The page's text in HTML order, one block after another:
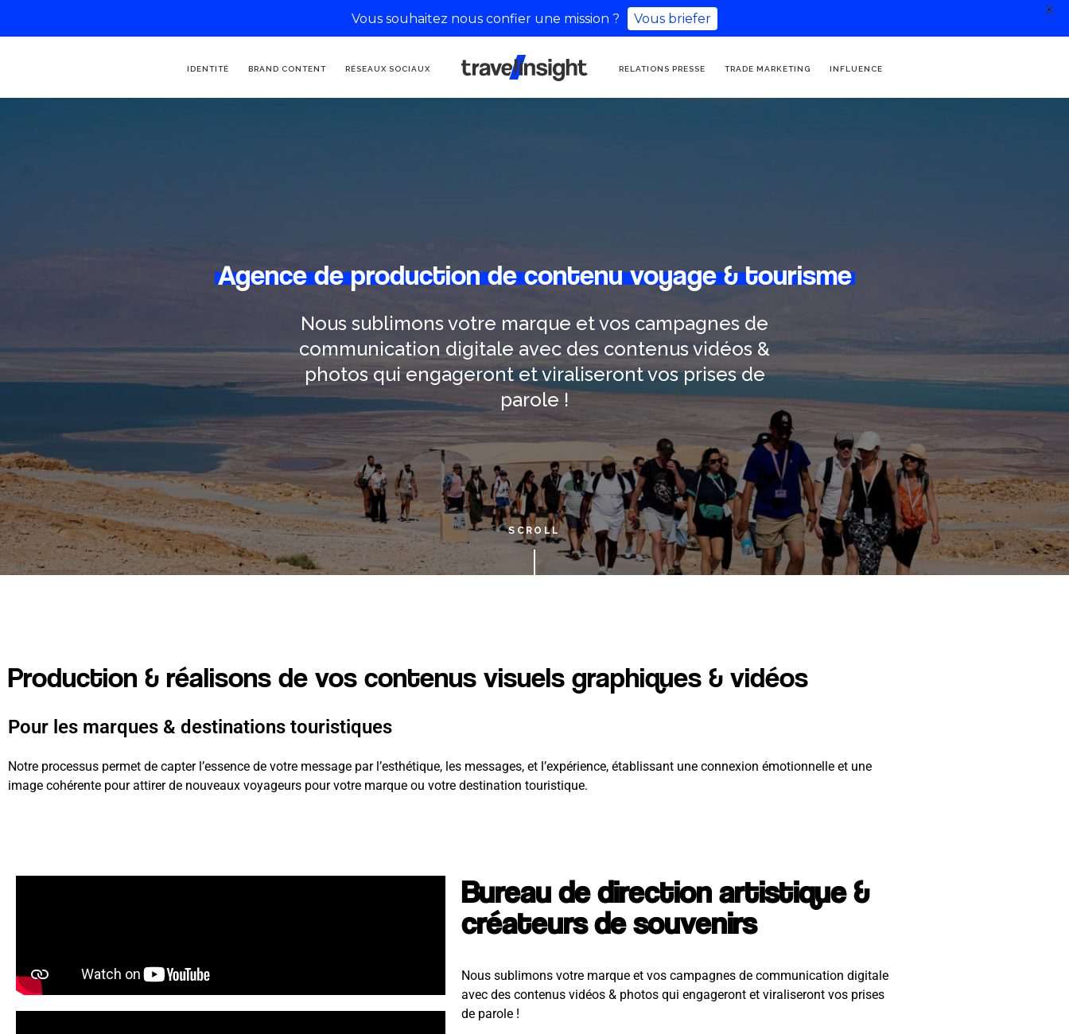
IDENTITÉ BRAND CONTENT RÉSEAUX SOCIAUX
AGENCE DE
COMMUNICATION
RELATIONS PRESSE TRADE MARKETING INFLUENCE
Agence de production de contenu voyage & tourisme
Nous sublimons votre marque et vos campagnes de
communication digitale avec des contenus vidéos &
photos qui engageront et viraliseront vos prises de
parole !
SCROLL
Production & réalisons de vos contenus visuels graphiques & vidéos
Pour les marques & destinations touristiques
Notre processus permet de capter l’essence de votre message par l’esthétique, les messages, et l’expérience, établissant une connexion émotionnelle et une
image cohérente pour attirer de nouveaux voyageurs pour votre marque ou votre destination touristique.
Bureau de direction artistique &
créateurs de souvenirs
Nous sublimons votre marque et vos campagnes de communication digitale
avec des contenus vidéos & photos qui engageront et viraliseront vos prises
de parole !
Vous souhaitez nous confier une mission ? Vous briefer
X